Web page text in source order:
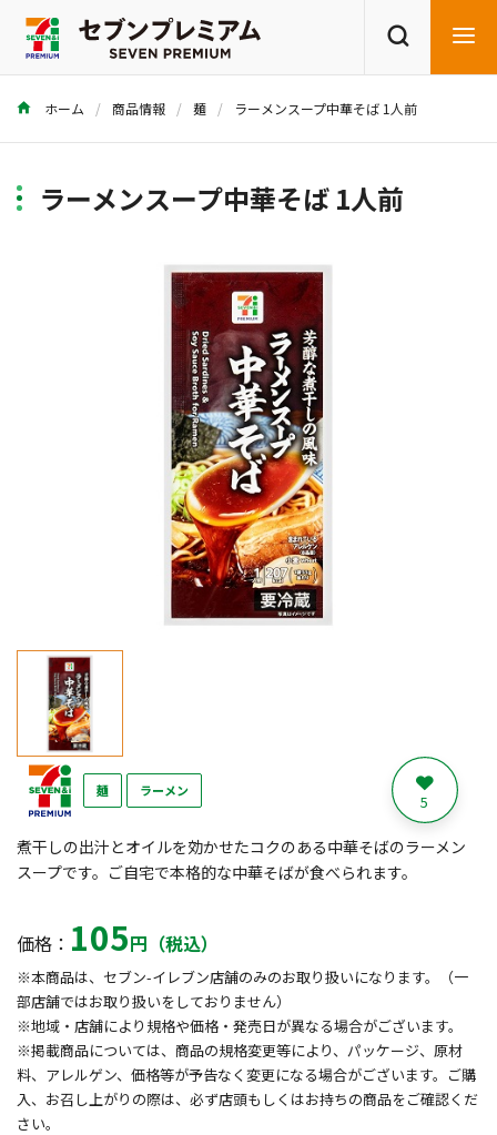
商品を探す レシピを探す
ホーム 商品情報 麺 ラーメンスープ中華そば 1人前
ラーメンスープ中華そば 1人前
麺 ラーメン 5
煮干しの出汁とオイルを効かせたコクのある中華そばのラーメン
スープです。ご自宅で本格的な中華そばが食べられます。
価格： 105円（税込）
※本商品は、セブン-イレブン店舗のみのお取り扱いになります。（一
部店舗ではお取り扱いをしておりません）
※地域・店舗により規格や価格・発売日が異なる場合がございます。
※掲載商品については、商品の規格変更等により、パッケージ、原材
料、アレルゲン、価格等が予告なく変更になる場合がございます。ご購
入、お召し上がりの際は、必ず店頭もしくはお持ちの商品をご確認くだ
さい。